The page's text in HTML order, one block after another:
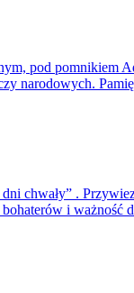
pod pomnikiem
narodowych.
chwały” .
i ważność